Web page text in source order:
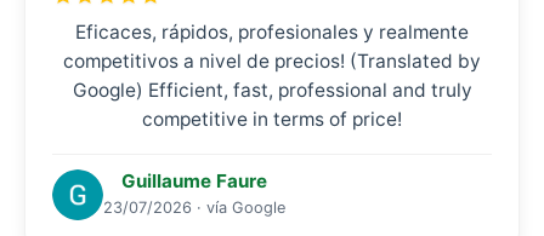
Eficaces, rápidos, profesionales y realmente
competitivos a nivel de precios! (Translated by
Google) Efficient, fast, professional and truly
competitive in terms of price!
Guillaume Faure
23/07/2026 · vía Google